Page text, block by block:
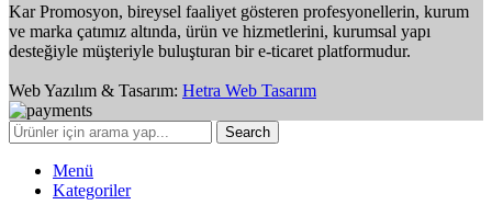
Kar Promosyon, bireysel faaliyet gösteren profesyonellerin, kurum
ve marka çatımız altında, ürün ve hizmetlerini, kurumsal yapı
desteğiyle müşteriyle buluşturan bir e-ticaret platformudur.
Web Yazılım & Tasarım: Hetra Web Tasarım
Search
Menü
Kategoriler